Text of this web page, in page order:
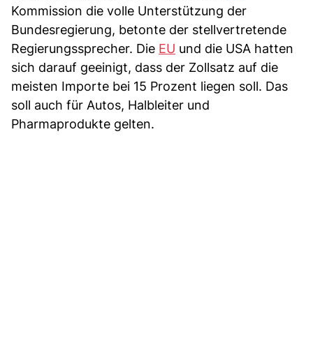
Kommission die volle Unterstützung der
Bundesregierung, betonte der stellvertretende
Regierungssprecher. Die EU und die USA hatten
sich darauf geeinigt, dass der Zollsatz auf die
meisten Importe bei 15 Prozent liegen soll. Das
soll auch für Autos, Halbleiter und
Pharmaprodukte gelten.